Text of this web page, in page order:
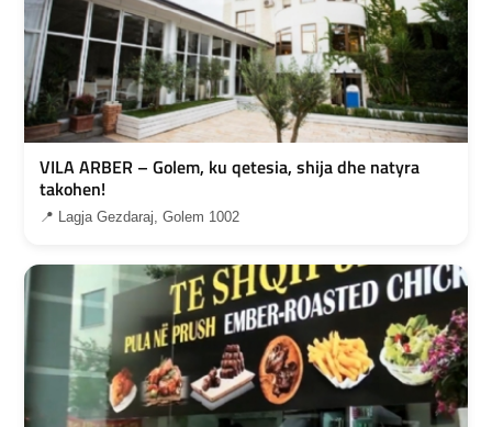
VILA ARBER – Golem, ku qetesia, shija dhe natyra
takohen!
📍 Lagja Gezdaraj, Golem 1002